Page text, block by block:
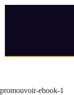
promouvoir-ebook-1